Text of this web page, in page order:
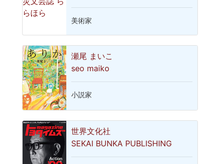
美術家
瀬尾 まいこ
seo maiko
小説家
世界文化社
SEKAI BUNKA PUBLISHING